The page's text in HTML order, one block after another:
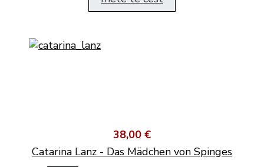
38,00 €
Catarina Lanz - Das Mädchen von Spinges